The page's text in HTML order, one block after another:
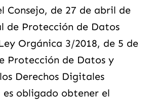
Consejo, de 27 de abril de
de Protección de Datos
Orgánica 3/2018, de 5 de
Protección de Datos y
Derechos Digitales
es obligado obtener el